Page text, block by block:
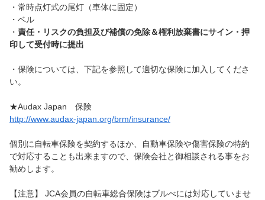
・常時点灯式の尾灯（車体に固定）
・ベル
・ 責任・リスクの負担及び補償の免除＆権利放棄書にサイン・押
印して受付時に提出
・保険については、下記を参照して適切な保険に加入してくださ
い。
★Audax Japan 保険
http://www.audax-japan.org/brm/insurance/
個別に自転車保険を契約するほか、自動車保険や傷害保険の特約
で対応することも出来ますので、保険会社と御相談される事をお
勧めします。
【注意】 JCA会員の自転車総合保険はブルべには対応していませ